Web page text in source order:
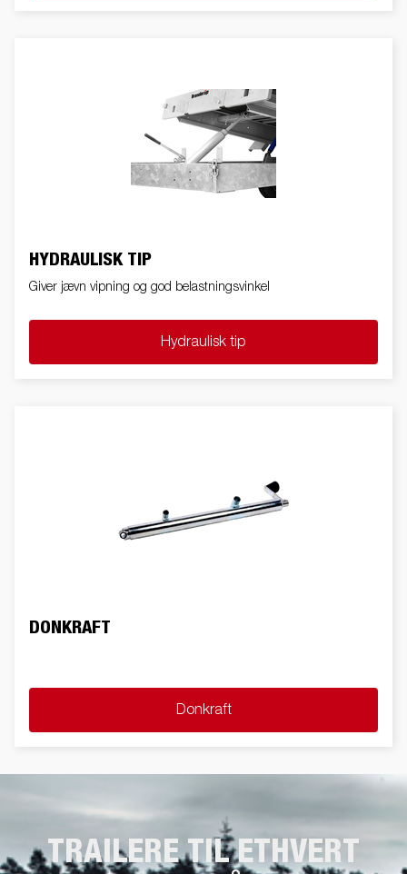
HYDRAULISK TIP
Giver jævn vipning og god belastningsvinkel
Hydraulisk tip
DONKRAFT
Donkraft
TRAILERE TIL ETHVERT